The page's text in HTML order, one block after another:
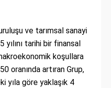
ve tarımsal sanayi
yılını tarihi bir finansal
koşullara
oranında artıran Grup,
yıla göre yaklaşık 4